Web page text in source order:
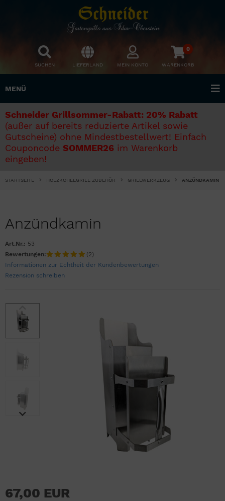
SUCHEN LIEFERLAND MEIN KONTO
0
WARENKORB
MENÜ
Schneider Grillsommer-Rabatt: 20% Rabatt
(außer auf bereits reduzierte Artikel sowie
Gutscheine) ohne Mindestbestellwert! Einfach
Couponcode SOMMER26 im Warenkorb
eingeben!
STARTSEITE HOLZKOHLEGRILL ZUBEHÖR GRILLWERKZEUG ANZÜNDKAMIN
Anzündkamin
Art.Nr.: 53
Bewertungen:
(2)
Informationen zur Echtheit der Kundenbewertungen
Rezension schreiben
67,00 EUR